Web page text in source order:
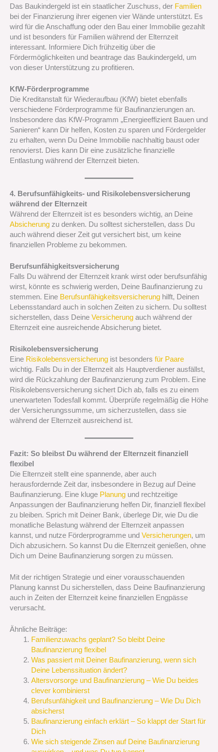
Das Baukindergeld ist ein staatlicher Zuschuss, der Familien
bei der Finanzierung ihrer eigenen vier Wände unterstützt. Es
wird für die Anschaffung oder den Bau einer Immobilie gezahlt
und ist besonders für Familien während der Elternzeit
interessant. Informiere Dich frühzeitig über die
Fördermöglichkeiten und beantrage das Baukindergeld, um
von dieser Unterstützung zu profitieren.
KfW-Förderprogramme
Die Kreditanstalt für Wiederaufbau (KfW) bietet ebenfalls
verschiedene Förderprogramme für Baufinanzierungen an.
Insbesondere das KfW-Programm „Energieeffizient Bauen und
Sanieren“ kann Dir helfen, Kosten zu sparen und Fördergelder
zu erhalten, wenn Du Deine Immobilie nachhaltig baust oder
renovierst. Dies kann Dir eine zusätzliche finanzielle
Entlastung während der Elternzeit bieten.
4. Berufsunfähigkeits- und Risikolebensversicherung
während der Elternzeit
Während der Elternzeit ist es besonders wichtig, an Deine
Absicherung zu denken. Du solltest sicherstellen, dass Du
auch während dieser Zeit gut versichert bist, um keine
finanziellen Probleme zu bekommen.
Berufsunfähigkeitsversicherung
Falls Du während der Elternzeit krank wirst oder berufsunfähig
wirst, könnte es schwierig werden, Deine Baufinanzierung zu
stemmen. Eine Berufsunfähigkeitsversicherung hilft, Deinen
Lebensstandard auch in solchen Zeiten zu sichern. Du solltest
sicherstellen, dass Deine Versicherung auch während der
Elternzeit eine ausreichende Absicherung bietet.
Risikolebensversicherung
Eine Risikolebensversicherung ist besonders für Paare
wichtig. Falls Du in der Elternzeit als Hauptverdiener ausfällst,
wird die Rückzahlung der Baufinanzierung zum Problem. Eine
Risikolebensversicherung sichert Dich ab, falls es zu einem
unerwarteten Todesfall kommt. Überprüfe regelmäßig die Höhe
der Versicherungssumme, um sicherzustellen, dass sie
während der Elternzeit ausreichend ist.
Fazit: So bleibst Du während der Elternzeit finanziell
flexibel
Die Elternzeit stellt eine spannende, aber auch
herausfordernde Zeit dar, insbesondere in Bezug auf Deine
Baufinanzierung. Eine kluge Planung und rechtzeitige
Anpassungen der Baufinanzierung helfen Dir, finanziell flexibel
zu bleiben. Sprich mit Deiner Bank, überlege Dir, wie Du die
monatliche Belastung während der Elternzeit anpassen
kannst, und nutze Förderprogramme und Versicherungen, um
Dich abzusichern. So kannst Du die Elternzeit genießen, ohne
Dich um Deine Baufinanzierung sorgen zu müssen.
Mit der richtigen Strategie und einer vorausschauenden
Planung kannst Du sicherstellen, dass Deine Baufinanzierung
auch in Zeiten der Elternzeit keine finanziellen Engpässe
verursacht.
Ähnliche Beiträge:
Familienzuwachs geplant? So bleibt Deine
Baufinanzierung flexibel
Was passiert mit Deiner Baufinanzierung, wenn sich
Deine Lebenssituation ändert?
Altersvorsorge und Baufinanzierung – Wie Du beides
clever kombinierst
Berufsunfähigkeit und Baufinanzierung – Wie Du Dich
absicherst
Baufinanzierung einfach erklärt – So klappt der Start für
Dich
Wie sich steigende Zinsen auf Deine Baufinanzierung